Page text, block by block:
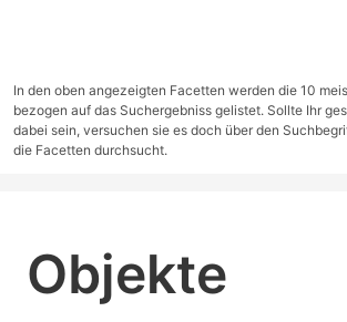
In den oben angezeigten Facetten werden die 10
bezogen auf das Suchergebniss gelistet. Sollte Ihr
dabei sein, versuchen sie es doch über den
die Facetten durchsucht.
Objekte